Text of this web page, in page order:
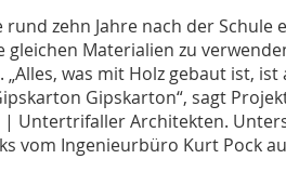
zehn Jahre nach der Schule
gleichen Materialien zu
was mit Holz gebaut ist,
Gipskarton“, sagt
Untertrifaller Architekten.
vom Ingenieurbüro Kurt Pock